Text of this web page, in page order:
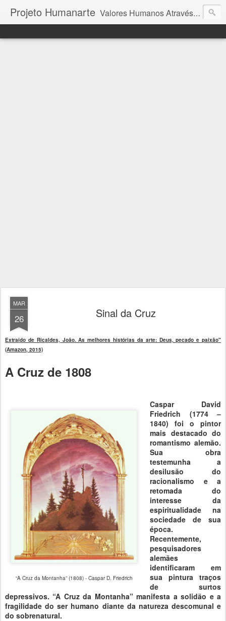
Projeto Humanarte Valores Humanos Através da Arte
MAR
26 Sinal da Cruz
Extraído de Ricaldes, João. As melhores histórias da arte: Deus, pecado e paixão"
(Amazon, 2015)
A Cruz de 1808
“A Cruz da Montanha” (1808) - Caspar D. Friedrich
Caspar David
Friedrich (1774 –
1840) foi o pintor
mais destacado do
romantismo alemão.
Sua obra
testemunha a
desilusão do
racionalismo e a
retomada do
interesse da
espiritualidade na
sociedade de sua
época.
Recentemente,
pesquisadores
alemães
identificaram em
sua pintura traços
de surtos
depressivos. “A Cruz da Montanha” manifesta a solidão e a
fragilidade do ser humano diante da natureza descomunal e
do sobrenatural.